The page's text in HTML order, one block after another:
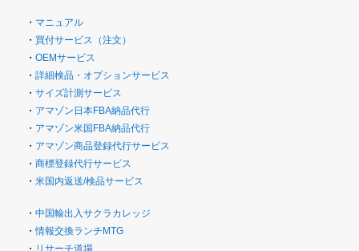
・ マニュアル
・ 買付サービス（注文）
・ OEMサービス
・ 詳細検品・オプションサービス
・ サイズ計測サービス
・ アマゾン日本FBA納品代行
・ アマゾン米国FBA納品代行
・ アマゾン商品登録代行サービス
・ 商標登録代行サービス
・ 米国内返送/検品サービス
・ 中国輸出入サクラカレッジ
・情報交換ランチMTG